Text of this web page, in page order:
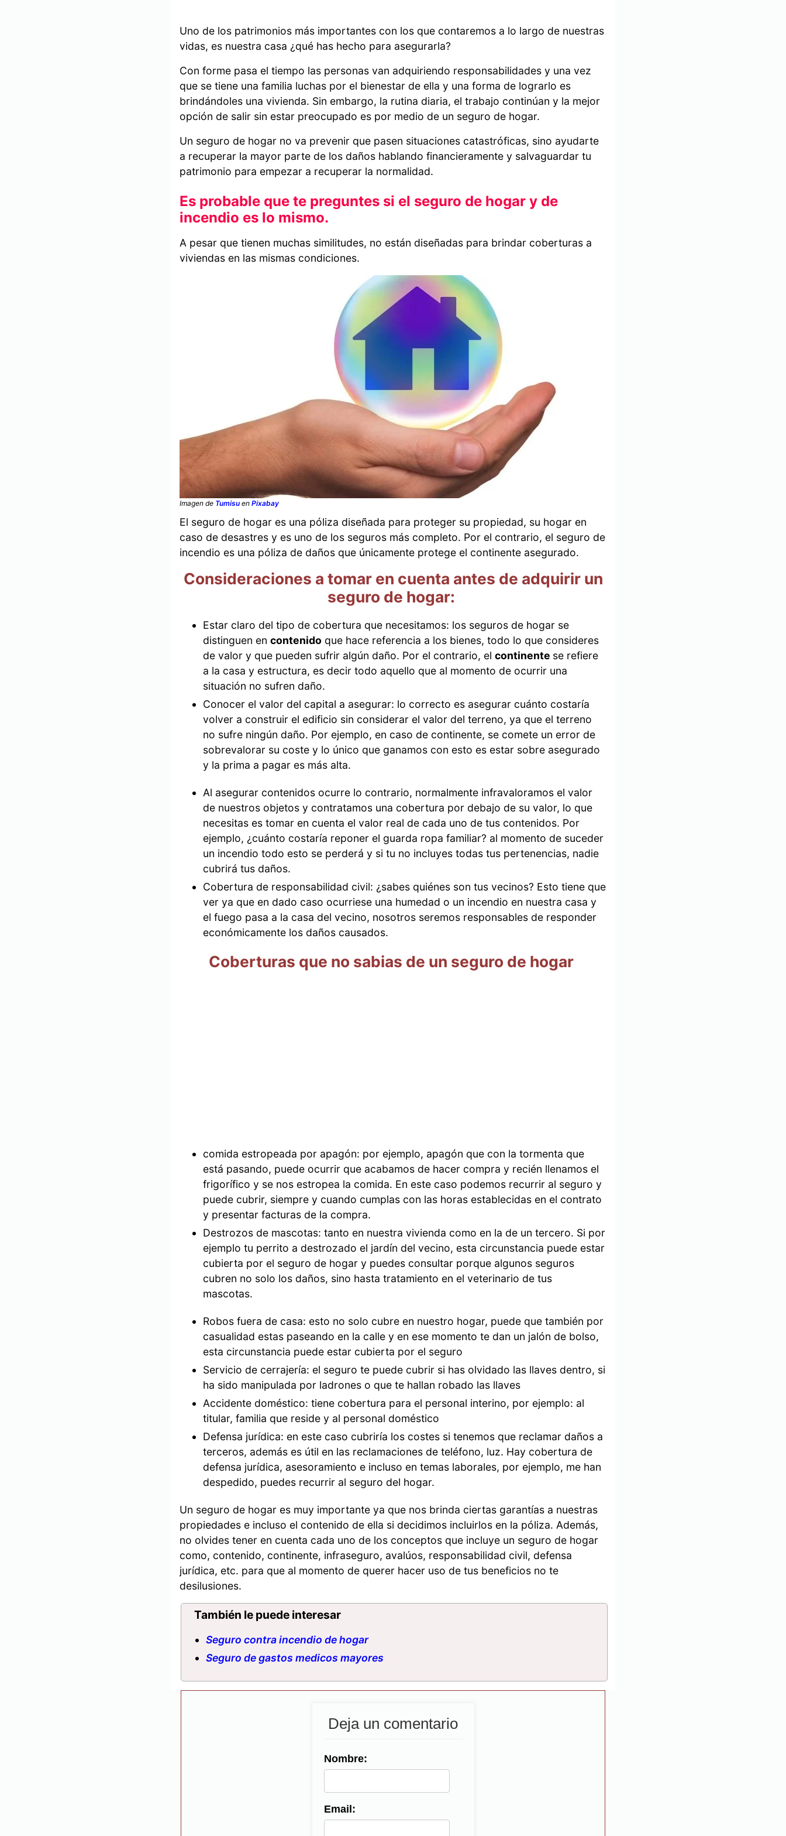
Uno de los patrimonios más importantes con los que contaremos a lo largo de nuestras
vidas, es nuestra casa ¿qué has hecho para asegurarla?
Con forme pasa el tiempo las personas van adquiriendo responsabilidades y una vez
que se tiene una familia luchas por el bienestar de ella y una forma de lograrlo es
brindándoles una vivienda. Sin embargo, la rutina diaria, el trabajo continúan y la mejor
opción de salir sin estar preocupado es por medio de un seguro de hogar.
Un seguro de hogar no va prevenir que pasen situaciones catastróficas, sino ayudarte
a recuperar la mayor parte de los daños hablando financieramente y salvaguardar tu
patrimonio para empezar a recuperar la normalidad.
Es probable que te preguntes si el seguro de hogar y de
incendio es lo mismo.
A pesar que tienen muchas similitudes, no están diseñadas para brindar coberturas a
viviendas en las mismas condiciones.
Imagen de Tumisu en Pixabay
El seguro de hogar es una póliza diseñada para proteger su propiedad, su hogar en
caso de desastres y es uno de los seguros más completo. Por el contrario, el seguro de
incendio es una póliza de daños que únicamente protege el continente asegurado.
Consideraciones a tomar en cuenta antes de adquirir un
seguro de hogar:
Estar claro del tipo de cobertura que necesitamos: los seguros de hogar se
distinguen en contenido que hace referencia a los bienes, todo lo que consideres
de valor y que pueden sufrir algún daño. Por el contrario, el continente se refiere
a la casa y estructura, es decir todo aquello que al momento de ocurrir una
situación no sufren daño.
Conocer el valor del capital a asegurar: lo correcto es asegurar cuánto costaría
volver a construir el edificio sin considerar el valor del terreno, ya que el terreno
no sufre ningún daño. Por ejemplo, en caso de continente, se comete un error de
sobrevalorar su coste y lo único que ganamos con esto es estar sobre asegurado
y la prima a pagar es más alta.
Al asegurar contenidos ocurre lo contrario, normalmente infravaloramos el valor
de nuestros objetos y contratamos una cobertura por debajo de su valor, lo que
necesitas es tomar en cuenta el valor real de cada uno de tus contenidos. Por
ejemplo, ¿cuánto costaría reponer el guarda ropa familiar? al momento de suceder
un incendio todo esto se perderá y si tu no incluyes todas tus pertenencias, nadie
cubrirá tus daños.
Cobertura de responsabilidad civil: ¿sabes quiénes son tus vecinos? Esto tiene que
ver ya que en dado caso ocurriese una humedad o un incendio en nuestra casa y
el fuego pasa a la casa del vecino, nosotros seremos responsables de responder
económicamente los daños causados.
Coberturas que no sabias de un seguro de hogar
comida estropeada por apagón: por ejemplo, apagón que con la tormenta que
está pasando, puede ocurrir que acabamos de hacer compra y recién llenamos el
frigorífico y se nos estropea la comida. En este caso podemos recurrir al seguro y
puede cubrir, siempre y cuando cumplas con las horas establecidas en el contrato
y presentar facturas de la compra.
Destrozos de mascotas: tanto en nuestra vivienda como en la de un tercero. Si por
ejemplo tu perrito a destrozado el jardín del vecino, esta circunstancia puede estar
cubierta por el seguro de hogar y puedes consultar porque algunos seguros
cubren no solo los daños, sino hasta tratamiento en el veterinario de tus
mascotas.
Robos fuera de casa: esto no solo cubre en nuestro hogar, puede que también por
casualidad estas paseando en la calle y en ese momento te dan un jalón de bolso,
esta circunstancia puede estar cubierta por el seguro
Servicio de cerrajería: el seguro te puede cubrir si has olvidado las llaves dentro, si
ha sido manipulada por ladrones o que te hallan robado las llaves
Accidente doméstico: tiene cobertura para el personal interino, por ejemplo: al
titular, familia que reside y al personal doméstico
Defensa jurídica: en este caso cubriría los costes si tenemos que reclamar daños a
terceros, además es útil en las reclamaciones de teléfono, luz. Hay cobertura de
defensa jurídica, asesoramiento e incluso en temas laborales, por ejemplo, me han
despedido, puedes recurrir al seguro del hogar.
Un seguro de hogar es muy importante ya que nos brinda ciertas garantías a nuestras
propiedades e incluso el contenido de ella si decidimos incluirlos en la póliza. Además,
no olvides tener en cuenta cada uno de los conceptos que incluye un seguro de hogar
como, contenido, continente, infraseguro, avalúos, responsabilidad civil, defensa
jurídica, etc. para que al momento de querer hacer uso de tus beneficios no te
desilusiones.
También le puede interesar
Seguro contra incendio de hogar
Seguro de gastos medicos mayores
Deja un comentario
Nombre:
Email: